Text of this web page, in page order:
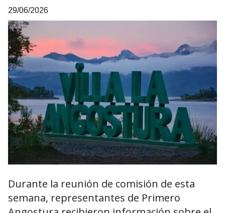
29/06/2026
Durante la reunión de comisión de esta
semana, representantes de Primero